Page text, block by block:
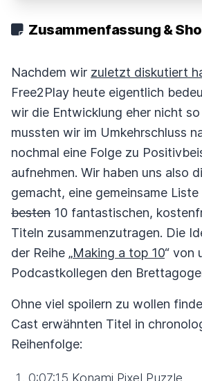
Zusammenfassung &
Nachdem wir zuletzt diskutiert
Free2Play heute eigentlich
wir die Entwicklung eher nicht
mussten wir im Umkehrschluss
nochmal eine Folge zu
aufnehmen. Wir haben uns also
gemacht, eine gemeinsame Liste
besten 10 fantastischen,
Titeln zusammenzutragen. Die
der Reihe „Making a top 10“ von
Podcastkollegen den
Ohne viel spoilern zu wollen
Cast erwähnten Titel in
Reihenfolge:
0:07:15 Konami Pixel Puzzle